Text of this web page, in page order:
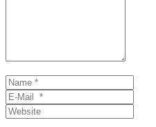
Name
*E-
Mail
*
Website